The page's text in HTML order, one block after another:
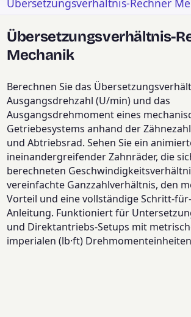
Übersetzungsverhältnis-
Mechanik
Berechnen Sie das
Ausgangsdrehzahl (U/min) und das
Ausgangsdrehmoment eines
Getriebesystems anhand der
und Abtriebsrad. Sehen Sie ein
ineinandergreifender Zahnräder, die
berechneten
vereinfachte Ganzzahlverhältnis, den
Vorteil und eine vollständige Schritt-
Anleitung. Funktioniert für
und Direktantriebs-Setups mit
imperialen (lb·ft)